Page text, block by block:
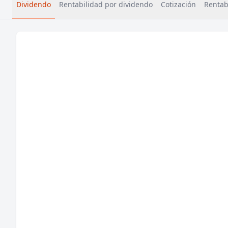
Dividendo Rentabilidad por dividendo Cotización